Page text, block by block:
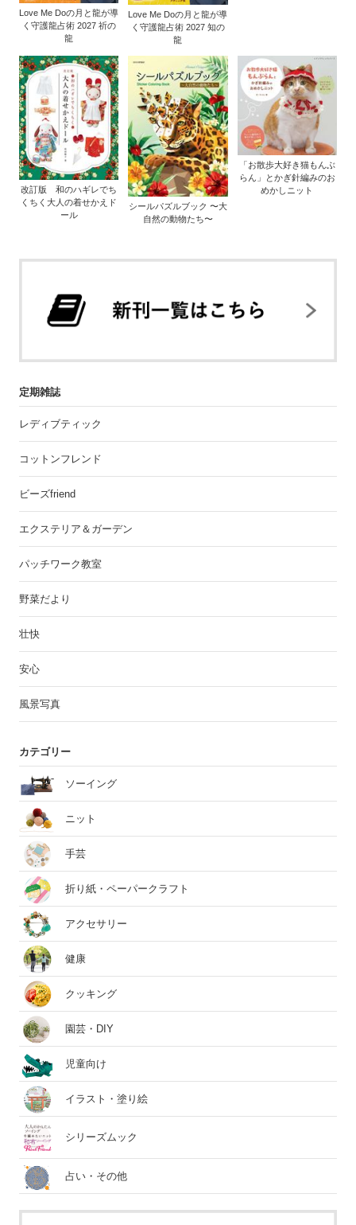
Love Me Doの月と龍が導
く守護龍占術 2027 祈の
龍
Love Me Doの月と龍が導
く守護龍占術 2027 知の
龍
改訂版 和のハギレでち
くちく大人の着せかえド
ール
シールパズルブック 〜大
自然の動物たち〜
「お散歩大好き猫もんぶ
らん」とかぎ針編みのお
めかしニット
定期雑誌
レディブティック
コットンフレンド
ビーズfriend
エクステリア＆ガーデン
パッチワーク教室
野菜だより
壮快
安心
風景写真
カテゴリー
ソーイング
ニット
手芸
折り紙・ペーパークラフト
アクセサリー
健康
クッキング
園芸・DIY
児童向け
イラスト・塗り絵
シリーズムック
占い・その他